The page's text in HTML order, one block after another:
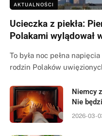
AKTUALNOŚCI
Ucieczka z piekła:
Polakami wylądował
To była noc pełna
rodzin Polaków
Niemcy
Nie
2026-03-